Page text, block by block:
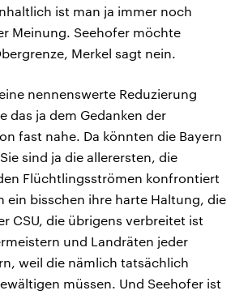
ist man ja immer noch
Meinung. Seehofer möchte
Merkel sagt nein.
nennenswerte Reduzierung
das ja dem Gedanken der
fast nahe. Da könnten die Bayern
sind ja die allerersten, die
Flüchtlingsströmen konfrontiert
ein bisschen ihre harte Haltung, die
CSU, die übrigens verbreitet ist
und Landräten jeder
weil die nämlich tatsächlich
müssen. Und Seehofer ist